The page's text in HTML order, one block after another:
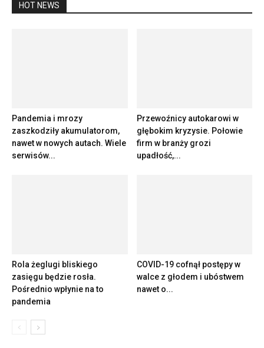
HOT NEWS
Pandemia i mrozy
zaszkodziły akumulatorom,
nawet w nowych autach. Wiele
serwisów...
Przewoźnicy autokarowi w
głębokim kryzysie. Połowie
firm w branży grozi
upadłość,...
Rola żeglugi bliskiego
zasięgu będzie rosła.
Pośrednio wpłynie na to
pandemia
COVID-19 cofnął postępy w
walce z głodem i ubóstwem
nawet o...